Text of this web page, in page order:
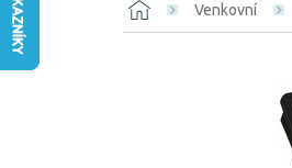
Venkovní